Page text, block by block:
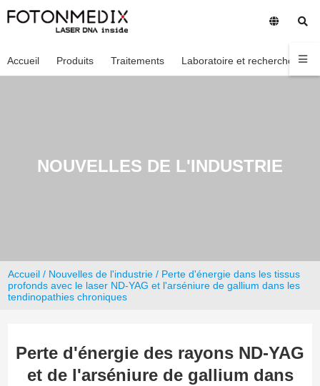
Accueil Produits Traitements Laboratoire et recherche
NOUVELLES DE L'INDUSTRIE
Accueil / Nouvelles de l'industrie / Perte d'énergie dans les tissus
profonds avec le laser ND-YAG et l'arséniure de gallium dans les
tendinopathies chroniques
Perte d'énergie des rayons ND-YAG
et de l'arséniure de gallium dans